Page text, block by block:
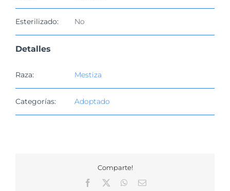
Esterilizado: No
Detalles
Raza: Mestiza
Categorías: Adoptado
Comparte!
Facebook
WhatsApp
Correo